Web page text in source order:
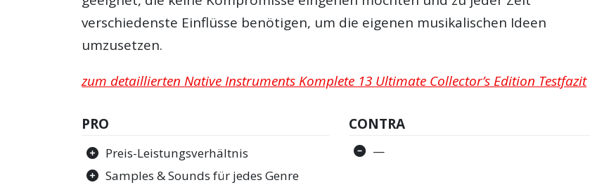
verschiedenste Einflüsse benötigen, um die eigenen musikalischen Ideen
umzusetzen.
zum detaillierten Native Instruments Komplete 13 Ultimate Collector’s Edition Testfazit
PRO
Preis-Leistungsverhältnis
Samples & Sounds für jedes Genre
CONTRA
—